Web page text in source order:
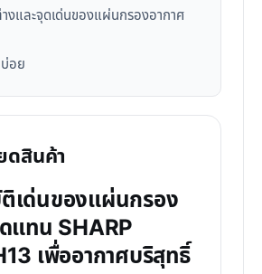
งและจุดเด่นของแผ่นกรองอากาศ
อย
ดสินค้า
ด่นของแผ่นกรอง
แทน SHARP
เพื่ออากาศบริสุทธิ์